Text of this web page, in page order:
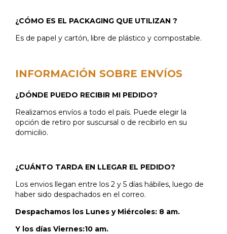
¿CÓMO ES EL PACKAGING QUE UTILIZAN ?
Es de papel y cartón, libre de plástico y compostable.
INFORMACIÓN SOBRE ENVÍOS
¿DÓNDE PUEDO RECIBIR MI PEDIDO?
Realizamos envíos a todo el país. Puede elegir la
opción de retiro por suscursal o de recibirlo en su
domicilio.
¿CUÁNTO TARDA EN LLEGAR EL PEDIDO?
Los envios llegan entre los 2 y 5 días hábiles, luego de
haber sido despachados en el correo.
Despachamos los Lunes y Miércoles: 8 am.
Y los días Viernes:10 am.